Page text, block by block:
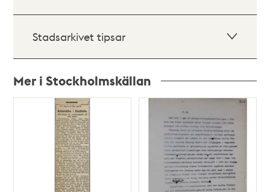
Stadsarkivet tipsar
Mer i Stockholmskällan
Relaterade